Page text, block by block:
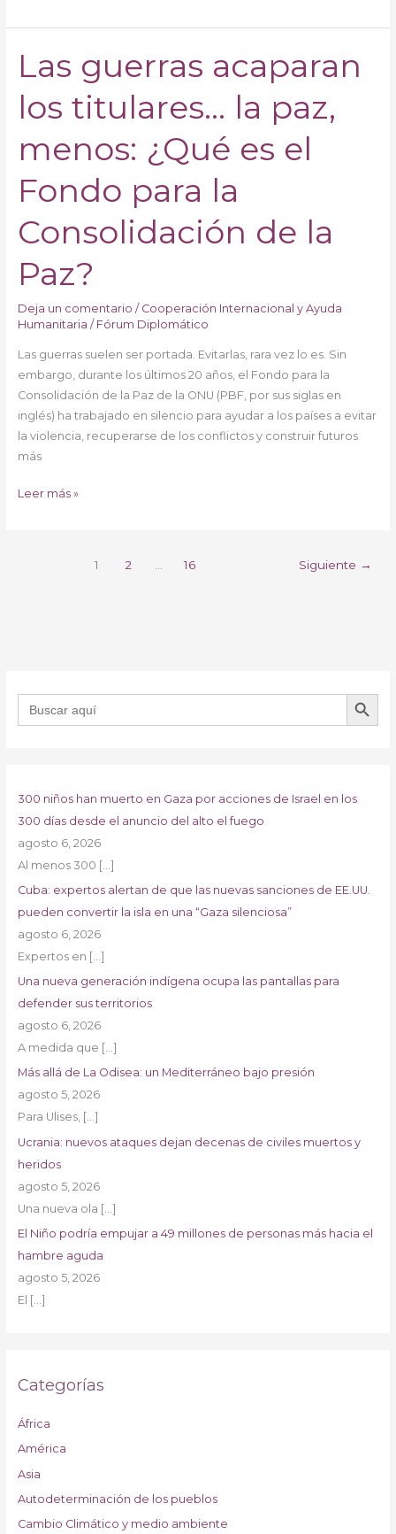
Las guerras acaparan
los titulares… la paz,
menos: ¿Qué es el
Fondo para la
Consolidación de la
Paz?
Deja un comentario / Cooperación Internacional y Ayuda
Humanitaria / Fórum Diplomático
Las guerras suelen ser portada. Evitarlas, rara vez lo es. Sin
embargo, durante los últimos 20 años, el Fondo para la
Consolidación de la Paz de la ONU (PBF, por sus siglas en
inglés) ha trabajado en silencio para ayudar a los países a evitar
la violencia, recuperarse de los conflictos y construir futuros
más
Las
guerras
acaparan
los
paz,
menos:
es
Fondo
la
de
la
Paz?
Leer más »
1 2 16 Siguiente →
Buscar: BOTÓN DE
300 niños han muerto en Gaza por acciones de Israel en los
300 días desde el anuncio del alto el fuego
agosto 6, 2026
Al menos 300 […]
Cuba: expertos alertan de que las nuevas sanciones de EE.UU.
pueden convertir la isla en una “Gaza silenciosa”
agosto 6, 2026
Expertos en […]
Una nueva generación indígena ocupa las pantallas para
defender sus territorios
agosto 6, 2026
A medida que […]
Más allá de La Odisea: un Mediterráneo bajo presión
agosto 5, 2026
Para Ulises, […]
Ucrania: nuevos ataques dejan decenas de civiles muertos y
heridos
agosto 5, 2026
Una nueva ola […]
El Niño podría empujar a 49 millones de personas más hacia el
hambre aguda
agosto 5, 2026
El […]
Categorías
África
América
Asia
Autodeterminación de los pueblos
Cambio Climático y medio ambiente